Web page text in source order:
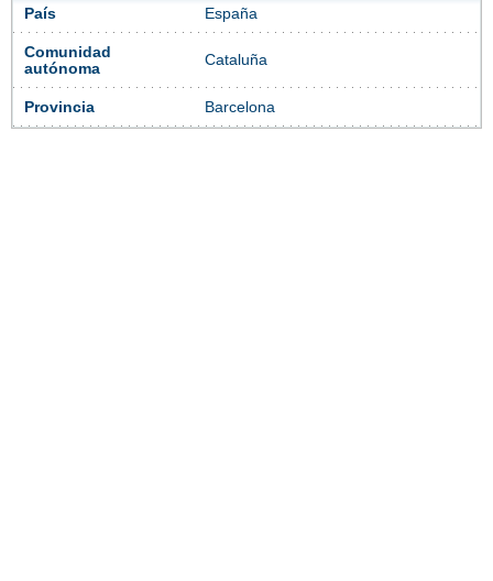
País España
Comunidad
autónoma
Cataluña
Provincia Barcelona